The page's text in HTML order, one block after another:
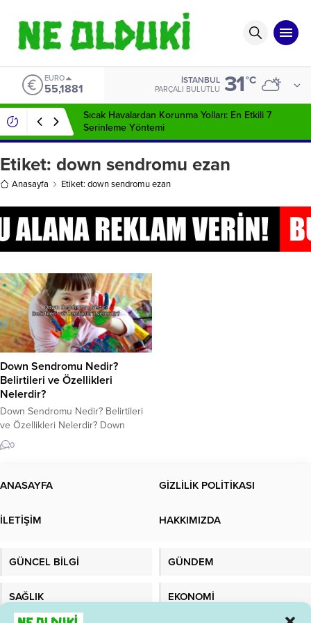
EURO
55,1881
İSTANBUL
PARÇALI BULUTLU 31°C
Sıcak Havalardan Korunma Yolları: En Etkili 7
Serinleme Yöntemi
Etiket: down sendromu ezan
Anasayfa Etiket: down sendromu ezan
Down Sendromu Nedir?
Belirtileri ve Özellikleri
Nelerdir?
Down Sendromu Nedir? Belirtileri
ve Özellikleri Nelerdir? Down
Sendromu Nedir? Down Sendromu,
çoğunlukla kromozom
her yaşta görülen bir genetik
oluşturduğu bir anomaliye bağlı
Down Sendromu, dünya çapında
0
ANASAYFA GİZLİLİK POLİTİKASI
İLETİŞİM HAKKIMIZDA
GÜNCEL BİLGİ GÜNDEM
SAĞLIK EKONOMİ